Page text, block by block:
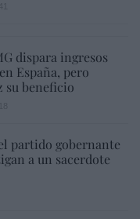
dispara ingresos
España, pero
su beneficio
partido gobernante
a un sacerdote